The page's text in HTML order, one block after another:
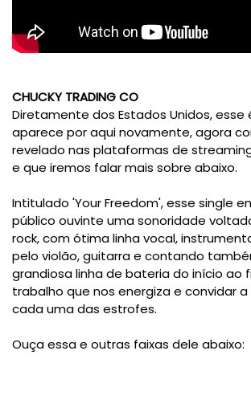
CHUCKY TRADING CO
Diretamente dos Estados Unidos,
aparece por aqui novamente, agora
revelado nas plataformas de
e que iremos falar mais sobre abaixo.
Intitulado 'Your Freedom', esse single
público ouvinte uma sonoridade
rock, com ótima linha vocal,
pelo violão, guitarra e contando
grandiosa linha de bateria do início ao
trabalho que nos energiza e convidar
cada uma das estrofes.
Ouça essa e outras faixas dele abaixo: